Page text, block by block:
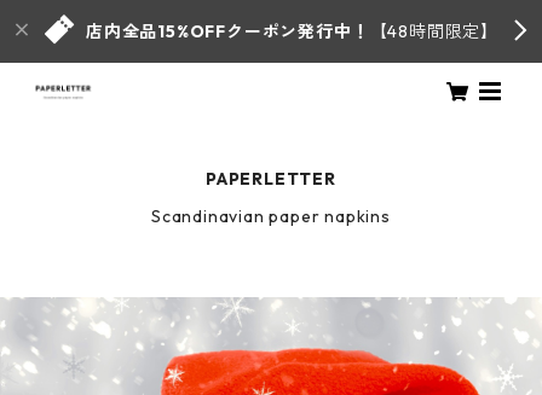
店内全品15%OFFクーポン発行中！ 【48時間限定】
PAPERLETTER
Scandinavian paper napkins